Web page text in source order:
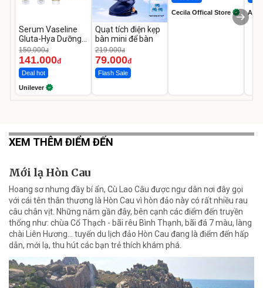
Serum Vaseline
Gluta-Hya Dưỡng
Da Sáng Mịn Sau 7
Ngày
150.000đ
141.000đ
Deal hot
Unilever
Quạt tích điện kẹp
bàn mini để bàn
219.000đ
79.000đ
Flash Sale
Cecila Offical Store A
XEM THÊM ĐIỂM ĐẾN
Mới lạ Hòn Cau
Hoang sơ nhưng đầy bí ẩn, Cù Lao Câu được ngư dân nơi đây gọi
với cái tên thân thương là Hòn Cau vì hòn đảo này có rất nhiều rau
câu chân vịt. Những năm gần đây, bên cạnh các điểm đến truyền
thống như: chùa Cổ Thạch - bãi rêu Bình Thạnh, bãi đá 7 màu, làng
chài Liên Hương… tuyến du lịch đảo Hòn Cau đang là điểm đến hấp
dẫn, mới lạ, thu hút các bạn trẻ thích khám phá.